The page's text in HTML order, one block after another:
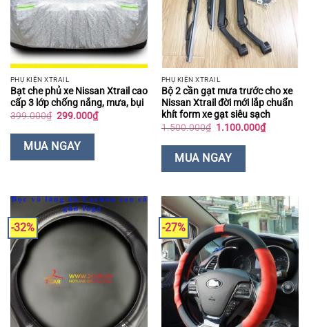
PHỤ KIỆN XTRAIL
Bạt che phủ xe Nissan Xtrail cao
cấp 3 lớp chống nắng, mưa, bụi
399.000₫ Giá
là:
399.000₫.
299.000₫Giá
hiện
MUA NGAY
PHỤ KIỆN XTRAIL
Bộ 2 cần gạt mưa trước cho xe
Nissan Xtrail đời mới lắp chuẩn
khít form xe gạt siêu sạch
1.500.000₫ Giá
là:
1.500.000₫.
1.100.000₫Giá
hiện
MUA NGAY
-32% -27%